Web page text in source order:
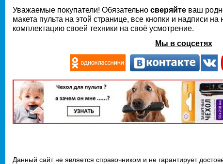
Уважаемые покупатели! Обязательно сверяйте ваш
макета пульта на этой странице, все кнопки и надписи
комплектацию своей техники на своё усмотрение.
Мы в соцсетях
Данный сайт не является справочником и не гарантирует